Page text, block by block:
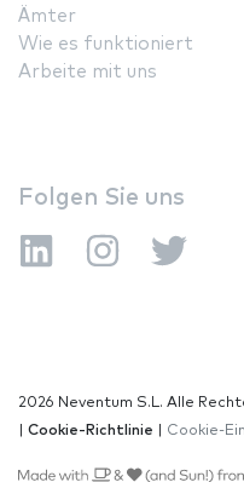
Ämter
Wie es funktioniert
Arbeite mit uns
Folgen Sie uns
2026 Neventum S.L. Alle
Cookie-Richtlinie Cookie-